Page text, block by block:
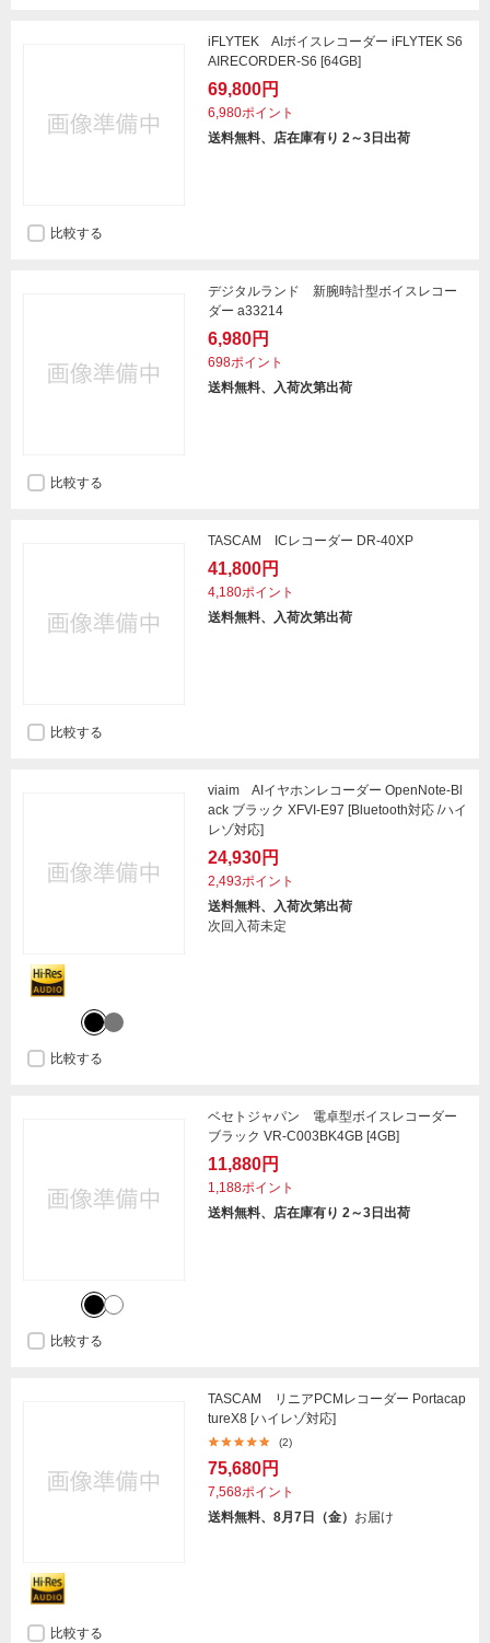
iFLYTEK AIボイスレコーダー iFLYTEK S6
AIRECORDER-S6 [64GB]
69,800円
6,980ポイント
送料無料、店在庫有り 2～3日出荷
比較する
デジタルランド 新腕時計型ボイスレコー
ダー a33214
6,980円
698ポイント
送料無料、入荷次第出荷
比較する
TASCAM ICレコーダー DR-40XP
41,800円
4,180ポイント
送料無料、入荷次第出荷
比較する
viaim AIイヤホンレコーダー OpenNote-Bl
ack ブラック XFVI-E97 [Bluetooth対応 /ハイ
レゾ対応]
24,930円
2,493ポイント
送料無料、入荷次第出荷
次回入荷未定
比較する
ベセトジャパン 電卓型ボイスレコーダー
ブラック VR-C003BK4GB [4GB]
11,880円
1,188ポイント
送料無料、店在庫有り 2～3日出荷
比較する
TASCAM リニアPCMレコーダー Portacap
tureX8 [ハイレゾ対応]
(2)
75,680円
7,568ポイント
送料無料、8月7日（金） お届け
比較する